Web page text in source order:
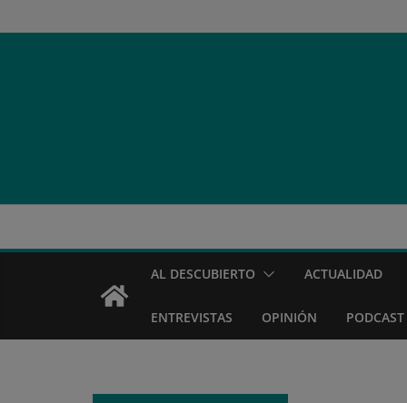
al
AL DESCUBIERTO ACTUALIDAD
ENTREVISTAS OPINIÓN PODCAST